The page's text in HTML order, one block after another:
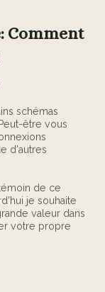
Comment
schémas
être vous
d'autres
de ce
je souhaite
valeur dans
votre propre